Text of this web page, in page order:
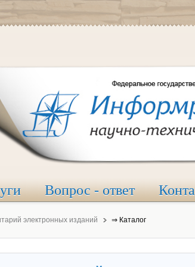
Вопрос - ответ
электронных изданий ⇒ Каталог